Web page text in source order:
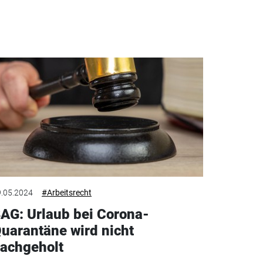
#Arbeitsrecht
Urlaub bei Corona-
wird nicht